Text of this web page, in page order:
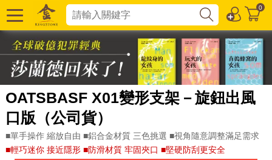
0
OATSBASF X01變形支架－旋鈕出風
口版（公司貨）
■單手操作 縮放自由 ■鋁合金材質 三色挑選 ■視角隨意調整滿足需求
■輕巧迷你 接近隱形 ■防滑材質 牢固夾口 ■堅硬防刮更安全